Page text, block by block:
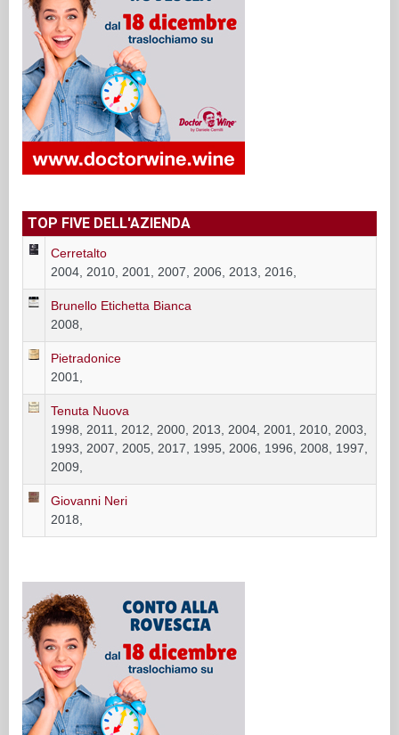
TOP FIVE DELL'AZIENDA
Cerretalto
2004, 2010, 2001, 2007, 2006, 2013, 2016,
Brunello Etichetta Bianca
2008,
Pietradonice
2001,
Tenuta Nuova
1998, 2011, 2012, 2000, 2013, 2004, 2001, 2010, 2003,
1993, 2007, 2005, 2017, 1995, 2006, 1996, 2008, 1997,
2009,
Giovanni Neri
2018,